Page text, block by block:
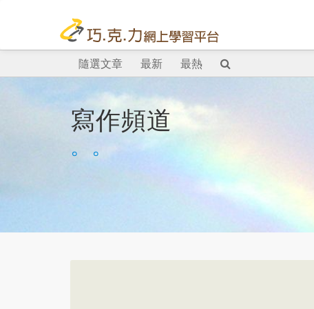
隨選文章 最新 最熱
寫作頻道
。。